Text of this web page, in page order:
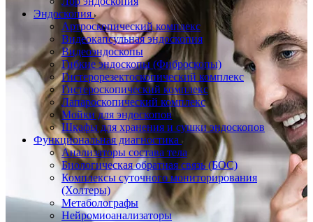
Эндоскопия
Артроскопический комплекс
Видеокапсульная эндоскопия
Видеоэндоскопы
Гибкие эндоскопы (Фиброcкопы)
Гистерорезектоскопический комплекс
Гистероскопический комплекс
Лапароскопический комплекс
Мойки для эндоскопов
Шкафы для хранения и сушки эндоскопов
Функциональная диагностика
Анализаторы состава тела
Биологическая обратная связь (БОС)
Комплексы суточного мониторирования
(Холтеры)
Метаболографы
Нейромиоанализаторы